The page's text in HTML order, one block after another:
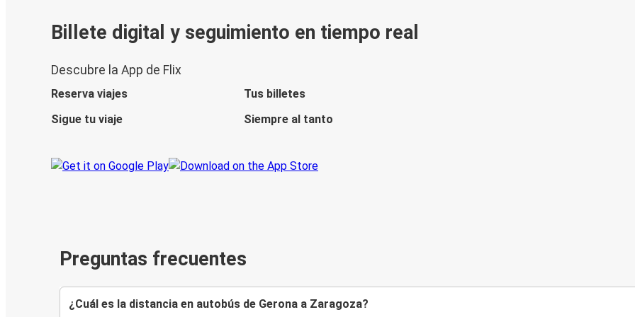
Billete digital y seguimiento en tiempo real
Descubre la App de Flix
Reserva viajes
Tus billetes
Sigue tu viaje
Siempre al tanto
Preguntas frecuentes
¿Cuál es la distancia en autobús de Gerona a Zaragoza?